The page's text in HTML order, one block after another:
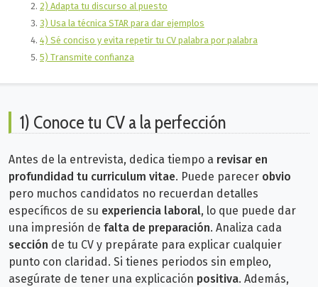
2) Adapta tu discurso al puesto
3) Usa la técnica STAR para dar ejemplos
4) Sé conciso y evita repetir tu CV palabra por palabra
5) Transmite confianza
1) Conoce tu CV a la perfección
Antes de la entrevista, dedica tiempo a revisar en
profundidad tu curriculum vitae. Puede parecer obvio
pero muchos candidatos no recuerdan detalles
específicos de su experiencia laboral, lo que puede dar
una impresión de falta de preparación. Analiza cada
sección de tu CV y prepárate para explicar cualquier
punto con claridad. Si tienes periodos sin empleo,
asegúrate de tener una explicación positiva. Además,